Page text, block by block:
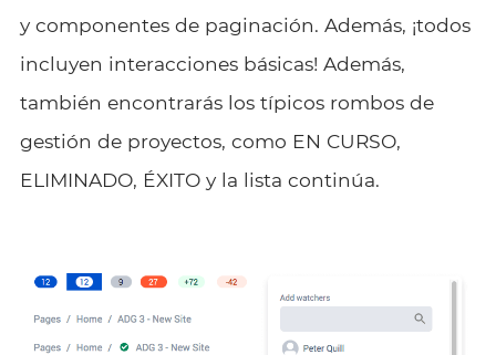
y componentes de paginación. Además, ¡todos
incluyen interacciones básicas! Además,
también encontrarás los típicos rombos de
gestión de proyectos, como EN CURSO,
ELIMINADO, ÉXITO y la lista continúa.